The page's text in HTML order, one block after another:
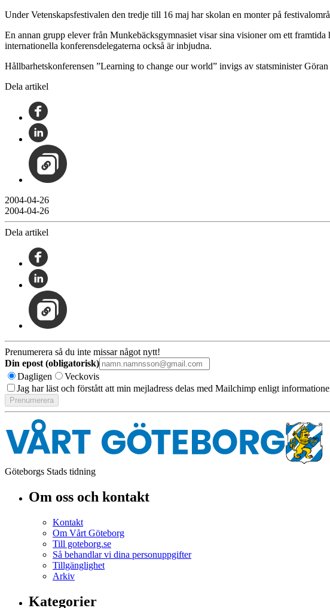
Under Vetenskapsfestivalen den tredje till 16 maj har skolan en monter på
En annan grupp elever från Munkebäcksgymnasiet visar sina visioner om ett
internationella konferensdelegaterna också är inbjudna.
Hållbarhetskonferensen ”Learning to change our world” invigs av statsminister Göran
Dela artikel
2004-04-26
2004-04-26
Dela artikel
Prenumerera så du inte missar något nytt!
Din epost (obligatorisk)
Dagligen
Veckovis
Jag har läst och förstått att min mejladress delas med Mailchimp enligt
Göteborgs Stads tidning
Om oss och kontakt
Kontakt
Om Vårt Göteborg
Till goteborg.se
Så behandlar vi dina personuppgifter
Tillgänglighet
Arkiv
Kategorier